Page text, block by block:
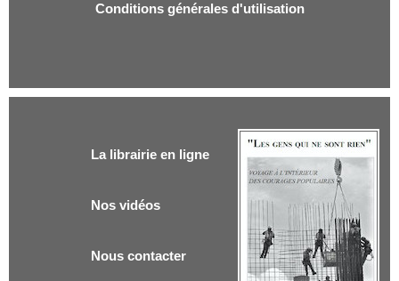
Conditions générales d'utilisation
La librairie en ligne
Nos vidéos
Nous contacter